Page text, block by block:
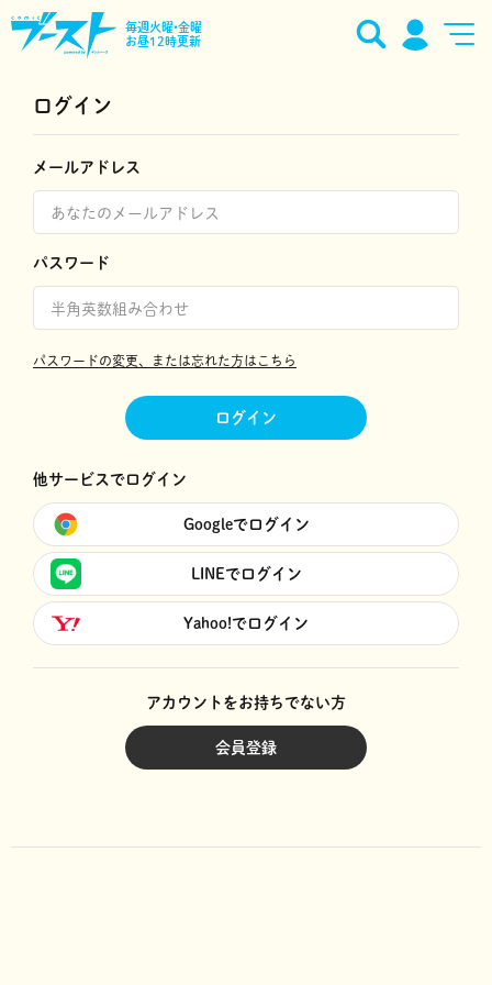
毎週火曜•金曜
お昼12時更新
ログイン
メールアドレス
パスワード
パスワードの変更、または忘れた方はこちら
ログイン
他サービスでログイン
Googleでログイン
LINEでログイン
Yahoo!でログイン
アカウントをお持ちでない方
会員登録